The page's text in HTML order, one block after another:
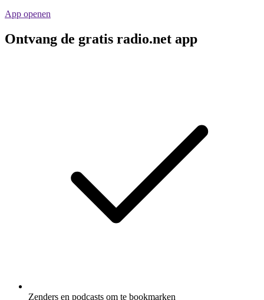
App openen
Ontvang de gratis radio.net app
Zenders en podcasts om te bookmarken